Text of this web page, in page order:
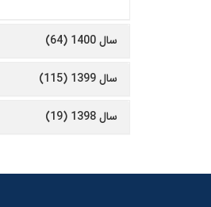
سال 1400 (64)
سال 1399 (115)
سال 1398 (19)